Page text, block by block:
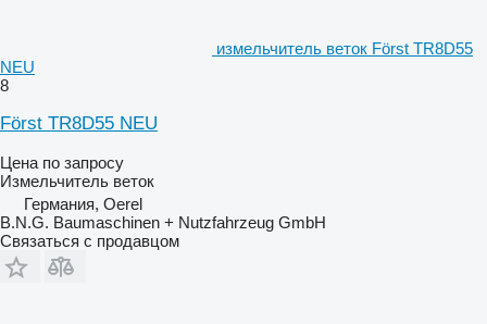
измельчитель веток Först TR8D55
NEU
8
Först TR8D55 NEU
Цена по запросу
Измельчитель веток
Германия, Oerel
B.N.G. Baumaschinen + Nutzfahrzeug GmbH
Связаться с продавцом